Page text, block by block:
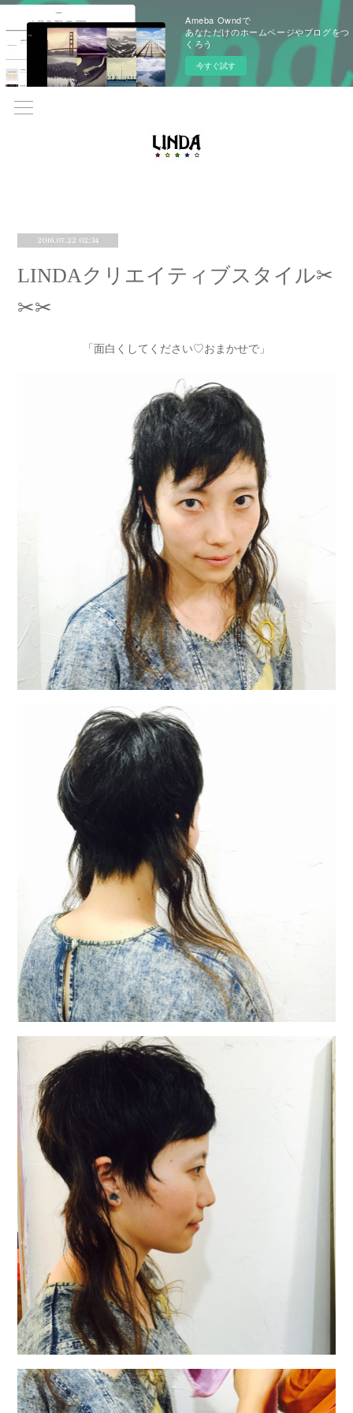
Ameba Owndで
あなただけのホームページやブログをつ
くろう
今すぐ試す
2016.07.22 02:34
LINDAクリエイティブスタイル✂︎
✂︎✂︎
「面白くしてください♡おまかせで」